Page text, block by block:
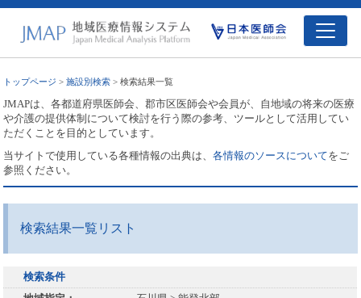
トップページ >施設別検索 > 検索結果一覧
JMAPは、各都道府県医師会、郡市区医師会や会員が、自地域の将来の医療
や介護の提供体制について検討を行う際の参考、ツールとして活用してい
ただくことを目的としています。
当サイトで使用している各種情報の出典は、各情報のソースについてをご
参照ください。
検索結果一覧リスト
検索条件